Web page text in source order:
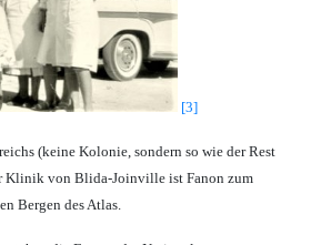
[3]
(keine Kolonie, sondern so wie der Rest
Klinik von Blida-Joinville ist Fanon zum
Bergen des Atlas.